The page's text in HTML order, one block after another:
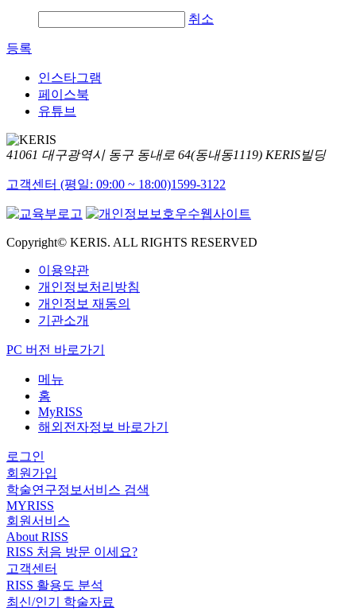
취소
등록
인스타그램
페이스북
유튜브
41061 대구광역시 동구 동내로 64(동내동1119) KERIS빌딩
고객센터 (평일: 09:00 ~ 18:00)1599-3122
Copyright© KERIS. ALL RIGHTS RESERVED
이용약관
개인정보처리방침
개인정보 재동의
기관소개
PC 버전 바로가기
메뉴
홈
MyRISS
해외전자정보 바로가기
로그인
회원가입
학술연구정보서비스 검색
MYRISS
회원서비스
About RISS
RISS 처음 방문 이세요?
고객센터
RISS 활용도 분석
최신/인기 학술자료